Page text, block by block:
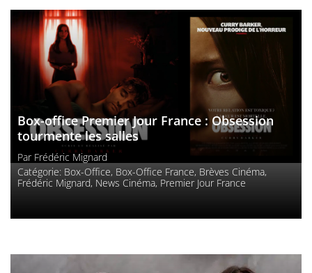
Box-office Premier Jour France : Obsession
tourmente les salles
Par Frédéric Mignard
Catégorie: Box-Office, Box-Office France, Brèves Cinéma,
Frédéric Mignard, News Cinéma, Premier Jour France